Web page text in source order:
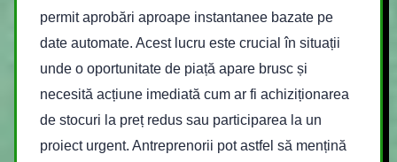
permit aprobări aproape instantanee bazate pe
date automate. Acest lucru este crucial în situații
unde o oportunitate de piață apare brusc și
necesită acțiune imediată cum ar fi achiziționarea
de stocuri la preț redus sau participarea la un
proiect urgent. Antreprenorii pot astfel să mențină